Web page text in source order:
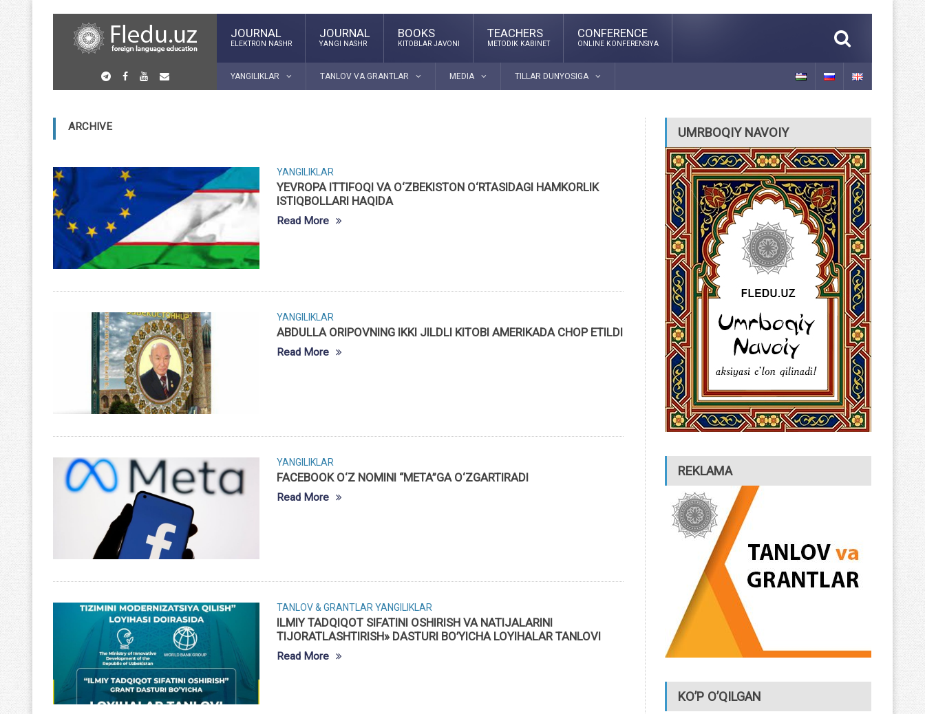
JOURNAL
ELEKTRON NASHR
JOURNAL
YANGI NASHR
BOOKS
KITOBLAR JAVONI
TEACHERS
METODIK KABINET
CONFERENCE
ONLINE KONFERENSIYA
YANGILIKLAR TANLOV VA GRANTLAR MEDIA TILLAR DUNYOSIGA
ARCHIVE
YANGILIKLAR
YEVROPA ITTIFOQI VA O‘ZBEKISTON O‘RTASIDAGI HAMKORLIK
ISTIQBOLLARI HAQIDA
Read More
YANGILIKLAR
ABDULLA ORIPOVNING IKKI JILDLI KITOBI AMERIKADA CHOP ETILDI
Read More
YANGILIKLAR
FACEBOOK O‘Z NOMINI “META”GA O‘ZGARTIRADI
Read More
TANLOV & GRANTLAR YANGILIKLAR
ILMIY TADQIQOT SIFATINI OSHIRISH VA NATIJALARINI
TIJORATLASHTIRISH» DASTURI BO’YICHA LOYIHALAR TANLOVI
Read More
UMRBOQIY NAVOIY
REKLAMA
KO’P O’QILGAN